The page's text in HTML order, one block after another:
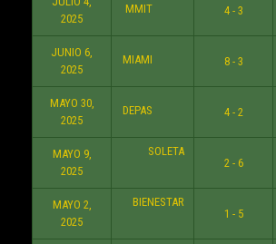
2025
MMIT
4 - 3
JUNIO 6,
2025
MIAMI
8 - 3
MAYO 30,
2025
DEPAS
4 - 2
MAYO 9,
2025
SOLETA
2 - 6
MAYO 2,
2025
BIENESTAR
1 - 5